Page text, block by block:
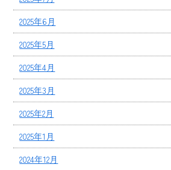
2025年6月
2025年5月
2025年4月
2025年3月
2025年2月
2025年1月
2024年12月